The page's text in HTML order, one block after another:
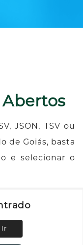
JSON, TSV ou
de Goiás, basta
e selecionar o
Ir